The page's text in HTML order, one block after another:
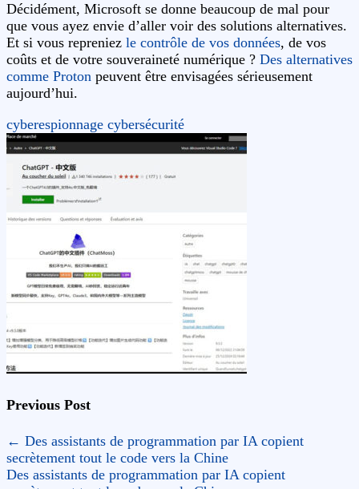
Décidément, Microsoft se donne beaucoup de mal pour
que vous ayez envie d’aller voir des solutions alternatives.
Et si vous repreniez le contrôle de vos données, de vos
coûts et de votre souveraineté numérique ? Des alternatives
comme Proton peuvent être envisagées sérieusement
aujourd’hui.
cyberespionnage cybersécurité
Previous Post
← Des assistants de programmation par IA copient
secrètement tout le code vers la Chine
Des assistants de programmation par IA copient